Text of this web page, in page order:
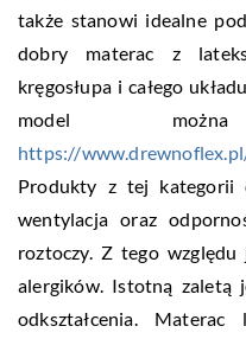
także stanowi idealne
dobry materac z
kręgosłupa i całego
model
https://
Produkty z tej kategorii
wentylacja oraz
roztoczy. Z tego
alergików. Istotną zaletą
odkształcenia.